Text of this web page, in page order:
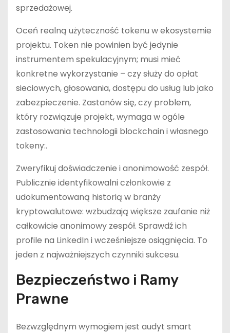
sprzedażowej.
Oceń realną użyteczność tokenu w ekosystemie
projektu. Token nie powinien być jedynie
instrumentem spekulacyjnym; musi mieć
konkretne wykorzystanie – czy służy do opłat
sieciowych, głosowania, dostępu do usług lub jako
zabezpieczenie. Zastanów się, czy problem,
który rozwiązuje projekt, wymaga w ogóle
zastosowania technologii blockchain i własnego
tokeny:.
Zweryfikuj doświadczenie i anonimowość zespół.
Publicznie identyfikowalni członkowie z
udokumentowaną historią w branży
kryptowalutowe: wzbudzają większe zaufanie niż
całkowicie anonimowy zespół. Sprawdź ich
profile na LinkedIn i wcześniejsze osiągnięcia. To
jeden z najważniejszych czynniki sukcesu.
Bezpieczeństwo i Ramy
Prawne
Bezwzględnym wymogiem jest audyt smart